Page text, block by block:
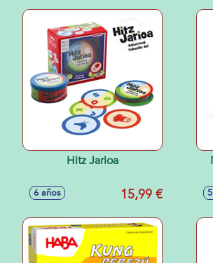
Hitz Jarioa
6 años 15,99 €